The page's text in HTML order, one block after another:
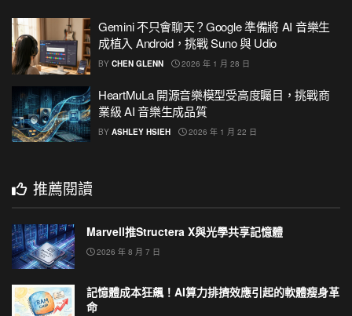
Gemini 不只會聊天？Google 準備將 AI 音樂生
成植入 Android，挑戰 Suno 與 Udio
BY CHEN GLENN 2026 年 1 月 28 日
HeartMuLa 開源音樂模型受高度矚目，挑戰商
業級 AI 音樂生成品質
BY ASHLEY HSIEH 2026 年 1 月 22 日
推薦閱讀
Marvell推Structera X與光學共享記憶體
2026 年 8 月 7 日
記憶體成本狂飆！AI算力排擠效應引起的軟體瘦身革
命